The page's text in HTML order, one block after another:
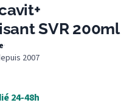
SVR 200ml
·
2007
24-48h